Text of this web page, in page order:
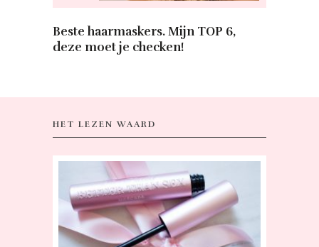
Beste haarmaskers. Mijn TOP 6,
deze moet je checken!
HET LEZEN WAARD